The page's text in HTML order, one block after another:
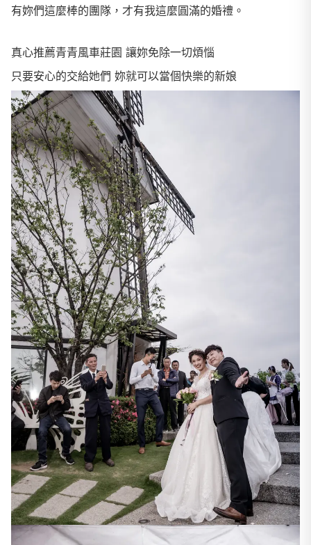
有妳們這麼棒的團隊，才有我這麼圓滿的婚禮。
真心推薦青青風車莊園 讓妳免除一切煩惱
只要安心的交給她們 妳就可以當個快樂的新娘